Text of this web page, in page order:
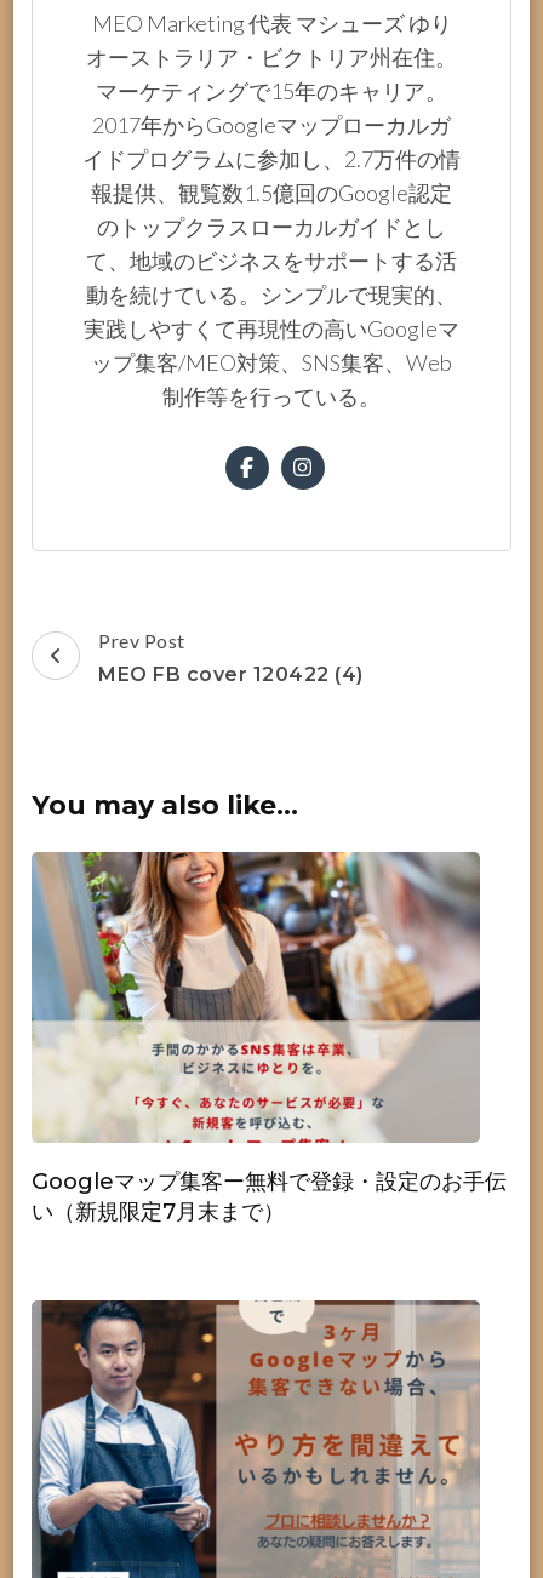
MEO Marketing 代表 マシューズ ゆり
オーストラリア・ビクトリア州在住。
マーケティングで15年のキャリア。
2017年からGoogleマップローカルガ
イドプログラムに参加し、2.7万件の情
報提供、観覧数1.5億回のGoogle認定
のトップクラスローカルガイドとし
て、地域のビジネスをサポートする活
動を続けている。シンプルで現実的、
実践しやすくて再現性の高いGoogleマ
ップ集客/MEO対策、SNS集客、Web
制作等を行っている。
Post
Navigation
Prev Post
MEO FB cover 120422 (4)
You may also like...
Googleマップ集客ー無料で登録・設定のお手伝
い（新規限定7月末まで）